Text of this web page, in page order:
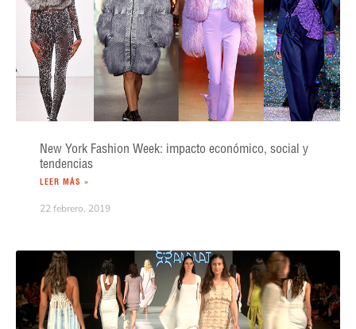
New York Fashion Week: impacto económico, social y
tendencias
LEER MÁS »
22 febrero, 2019